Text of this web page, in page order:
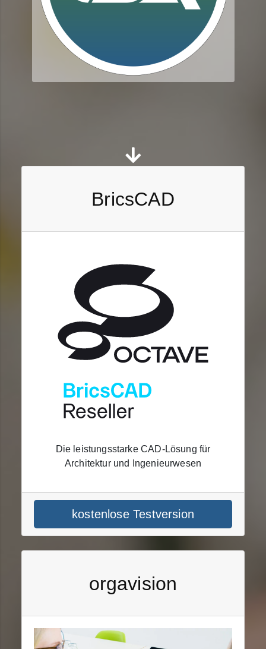
BricsCAD
Die leistungsstarke CAD-Lösung für
Architektur und Ingenieurwesen
kostenlose Testversion
orgavision